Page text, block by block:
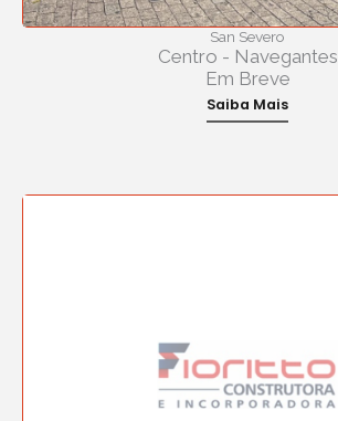
San Severo
Centro - Navegantes
Em Breve
Saiba Mais